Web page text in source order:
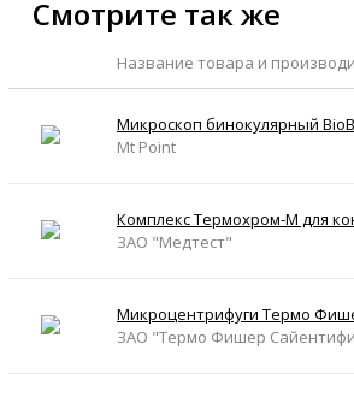
Смотрите так же
Название товара и
Микроскоп бинокулярный
Mt Point
Комплекс Термохром-М для
ЗАО "Медтест"
Микроцентрифуги Термо
ЗАО "Термо Фишер